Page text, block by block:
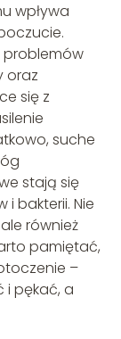
wpływa
problemów
oraz
się z
suche
stają się
bakterii. Nie
również
pamiętać,
–
i pękać, a